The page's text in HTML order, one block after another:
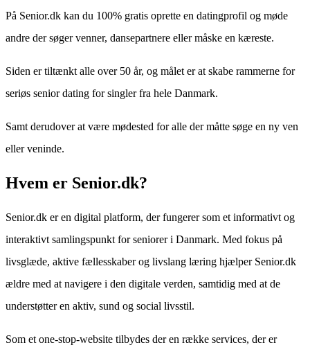
På Senior.dk kan du 100% gratis oprette en datingprofil og møde
andre der søger venner, dansepartnere eller måske en kæreste.
Siden er tiltænkt alle over 50 år, og målet er at skabe rammerne for
seriøs senior dating for singler fra hele Danmark.
Samt derudover at være mødested for alle der måtte søge en ny ven
eller veninde.
Hvem er Senior.dk?
Senior.dk er en digital platform, der fungerer som et informativt og
interaktivt samlingspunkt for seniorer i Danmark. Med fokus på
livsglæde, aktive fællesskaber og livslang læring hjælper Senior.dk
ældre med at navigere i den digitale verden, samtidig med at de
understøtter en aktiv, sund og social livsstil.
Som et one-stop-website tilbydes der en række services, der er